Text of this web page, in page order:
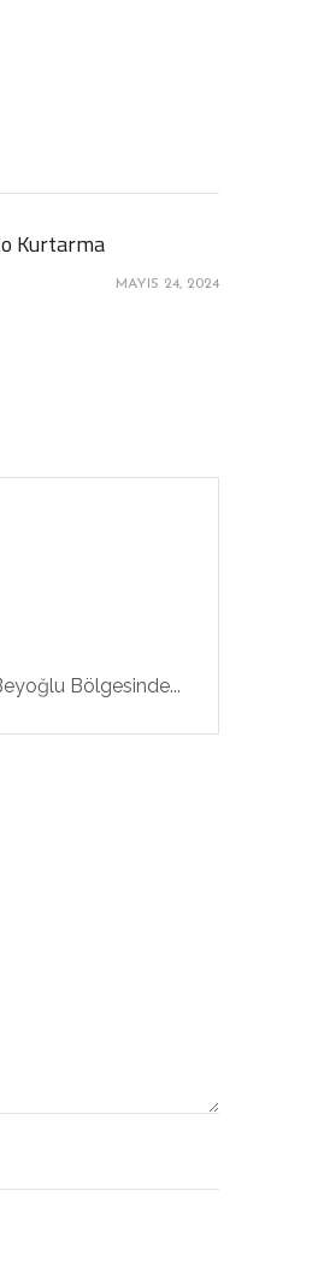
Kurtarma
MAYIS 24, 2024
Bölgesinde...